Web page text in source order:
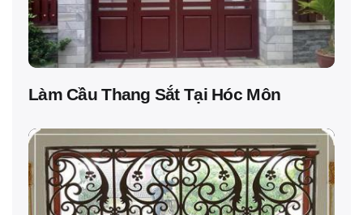
Làm Cầu Thang Sắt Tại Hóc Môn